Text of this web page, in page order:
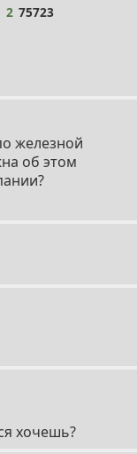
2 75723
железной
об этом
хочешь?